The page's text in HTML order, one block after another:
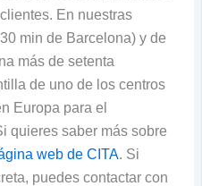
En nuestras
min de Barcelona) y de
más de setenta
de uno de los centros
Europa para el
quieres saber más sobre
web de CITA. Si
puedes contactar con